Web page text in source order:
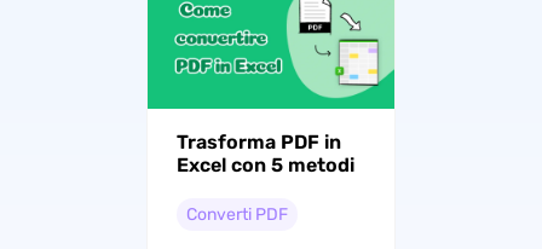
Trasforma PDF in
Excel con 5 metodi
Converti PDF